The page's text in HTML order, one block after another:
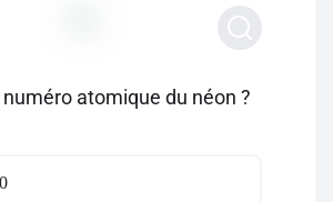
numéro atomique du néon ?